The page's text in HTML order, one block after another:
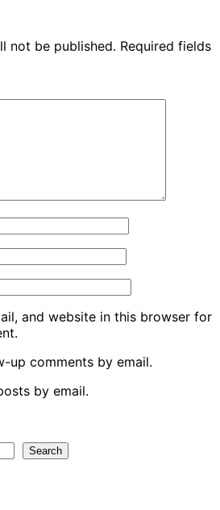
not be published. Required fields
and website in this browser for
up comments by email.
by email.
Search